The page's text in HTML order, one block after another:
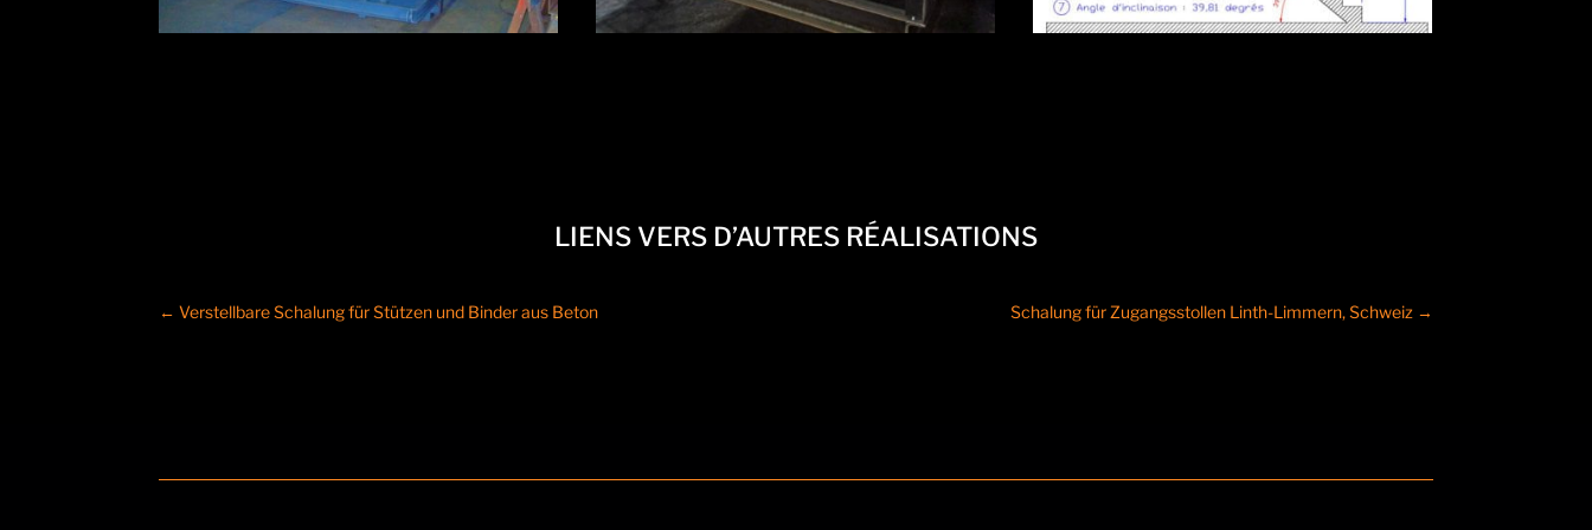
LIENS VERS D’AUTRES RÉALISATIONS
←Verstellbare Schalung für Stützen und Binder aus Beton Schalung für Zugangsstollen Linth-Limmern, Schweiz →